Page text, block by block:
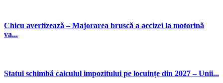
Chicu avertizează – Majorarea bruscă a accizei la motorină
va...
Statul schimbă calculul impozitului pe locuințe din 2027 – Unii...